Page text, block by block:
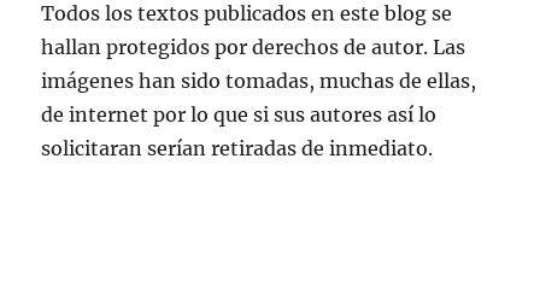
Todos los textos publicados en este blog se
hallan protegidos por derechos de autor. Las
imágenes han sido tomadas, muchas de ellas,
de internet por lo que si sus autores así lo
solicitaran serían retiradas de inmediato.